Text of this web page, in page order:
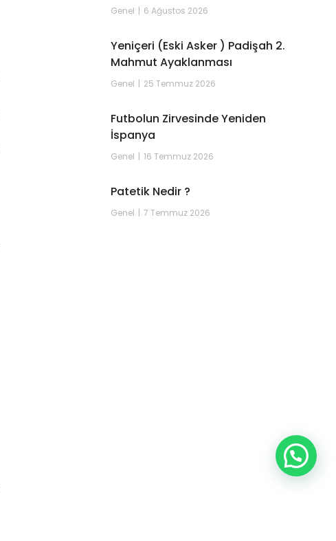
Genel 6 Ağustos 2026
Yeniçeri (Eski Asker ) Padişah 2.
Mahmut Ayaklanması
Genel 25 Temmuz 2026
Futbolun Zirvesinde Yeniden
İspanya
Genel 16 Temmuz 2026
Patetik Nedir ?
Genel 7 Temmuz 2026